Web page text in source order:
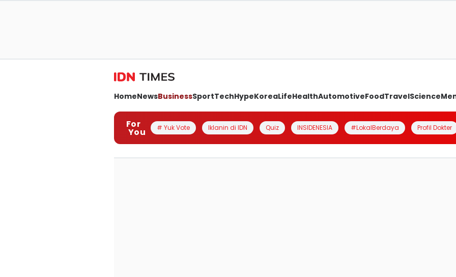
HomeNewsBusinessSportTechHypeKoreaLifeHealthAutomotiveFoodTravelScience
For
You # Yuk Vote Iklanin di IDN Quiz INSIDENESIA #LokalBerdaya Profil Dokter